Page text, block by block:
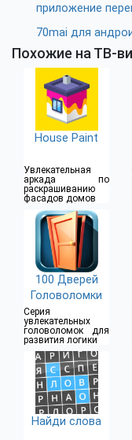
приложение
70mai для
Похожие на ТВ-
House Paint
Увлекательная
аркада по
раскрашиванию
фасадов домов
100 Дверей
Головоломки
Серия
увлекательных
головоломок для
развития логики
Найди слова